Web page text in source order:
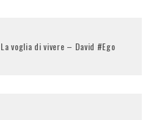
La voglia di vivere – David #Ego